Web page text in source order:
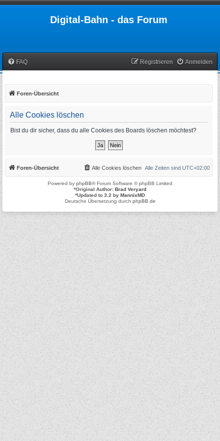
Digital-Bahn - das Forum
FAQ Anmelden
Registrieren
Foren-Übersicht
Alle Cookies löschen
Bist du dir sicher, dass du alle Cookies des Boards löschen möchtest?
Foren-Übersicht Alle Zeiten sind UTC+02:00
Alle Cookies löschen
Powered by phpBB® Forum Software © phpBB Limited
*Original Author: Brad Veryard
*Updated to 3.2 by MannixMD
Deutsche Übersetzung durch phpBB.de